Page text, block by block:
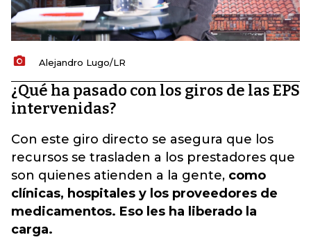
Alejandro Lugo/LR
¿Qué ha pasado con los giros de las EPS
intervenidas?
Con este giro directo se asegura que los
recursos se trasladen a los prestadores que
son quienes atienden a la gente, como
clínicas, hospitales y los proveedores de
medicamentos. Eso les ha liberado la
carga.